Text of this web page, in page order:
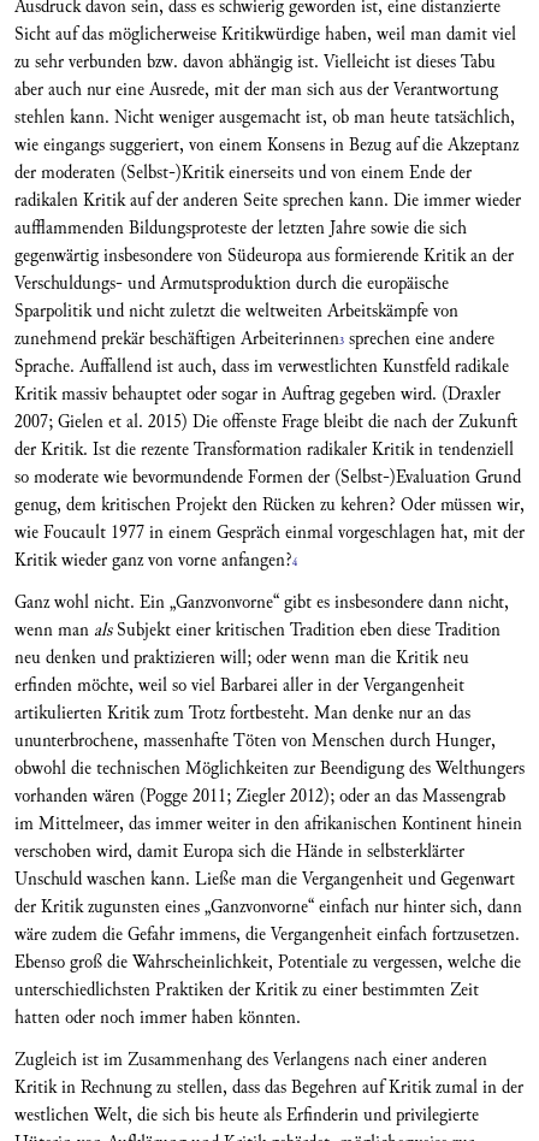
Ausdruck davon sein, dass es schwierig geworden ist, eine distanzierte
Sicht auf das möglicherweise Kritikwürdige haben, weil man damit viel
zu sehr verbunden bzw. davon abhängig ist. Vielleicht ist dieses Tabu
aber auch nur eine Ausrede, mit der man sich aus der Verantwortung
stehlen kann. Nicht weniger ausgemacht ist, ob man heute tatsächlich,
wie eingangs suggeriert, von einem Konsens in Bezug auf die Akzeptanz
der moderaten (Selbst-)Kritik einerseits und von einem Ende der
radikalen Kritik auf der anderen Seite sprechen kann. Die immer wieder
aufflammenden Bildungsproteste der letzten Jahre sowie die sich
gegenwärtig insbesondere von Südeuropa aus formierende Kritik an der
Verschuldungs- und Armutsproduktion durch die europäische
Sparpolitik und nicht zuletzt die weltweiten Arbeitskämpfe von
zunehmend prekär beschäftigen Arbeiterinnen3 sprechen eine andere
Sprache. Auffallend ist auch, dass im verwestlichten Kunstfeld radikale
Kritik massiv behauptet oder sogar in Auftrag gegeben wird. (Draxler
2007; Gielen et al. 2015) Die offenste Frage bleibt die nach der Zukunft
der Kritik. Ist die rezente Transformation radikaler Kritik in tendenziell
so moderate wie bevormundende Formen der (Selbst-)Evaluation Grund
genug, dem kritischen Projekt den Rücken zu kehren? Oder müssen wir,
wie Foucault 1977 in einem Gespräch einmal vorgeschlagen hat, mit der
Kritik wieder ganz von vorne anfangen?4
Ganz wohl nicht. Ein „Ganzvonvorne“ gibt es insbesondere dann nicht,
wenn man alsSubjekt einer kritischen Tradition eben diese Tradition
neu denken und praktizieren will; oder wenn man die Kritik neu
erfinden möchte, weil so viel Barbarei aller in der Vergangenheit
artikulierten Kritik zum Trotz fortbesteht. Man denke nur an das
ununterbrochene, massenhafte Töten von Menschen durch Hunger,
obwohl die technischen Möglichkeiten zur Beendigung des Welthungers
vorhanden wären (Pogge 2011; Ziegler 2012); oder an das Massengrab
im Mittelmeer, das immer weiter in den afrikanischen Kontinent hinein
verschoben wird, damit Europa sich die Hände in selbsterklärter
Unschuld waschen kann. Ließe man die Vergangenheit und Gegenwart
der Kritik zugunsten eines „Ganzvonvorne“ einfach nur hinter sich, dann
wäre zudem die Gefahr immens, die Vergangenheit einfach fortzusetzen.
Ebenso groß die Wahrscheinlichkeit, Potentiale zu vergessen, welche die
unterschiedlichsten Praktiken der Kritik zu einer bestimmten Zeit
hatten oder noch immer haben könnten.
Zugleich ist im Zusammenhang des Verlangens nach einer anderen
Kritik in Rechnung zu stellen, dass das Begehren auf Kritik zumal in der
westlichen Welt, die sich bis heute als Erfinderin und privilegierte